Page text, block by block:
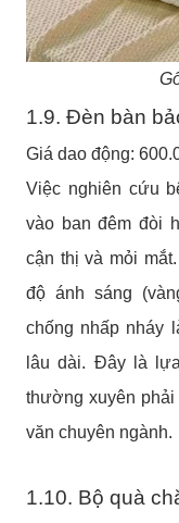
1.9. Đèn bàn
Giá dao động:
Việc nghiên cứu
vào ban đêm đòi
cận thị và mỏi
độ ánh sáng
chống nhấp nháy
lâu dài. Đây là
thường xuyên phải
văn chuyên ngành.
1.10. Bộ quà